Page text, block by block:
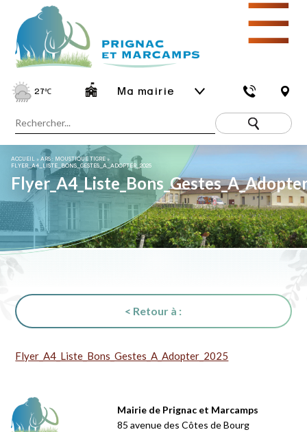
27℃ Ma mairie
☰
ACCUEIL »ARS : MOUSTIQUE TIGRE»
FLYER_A4_LISTE_BONS_GESTES_A_ADOPTER_2025
< Retour à :
Flyer_A4_Liste_Bons_Gestes_A_Adopter_2025
Mairie de Prignac et Marcamps
85 avenue des Côtes de Bourg